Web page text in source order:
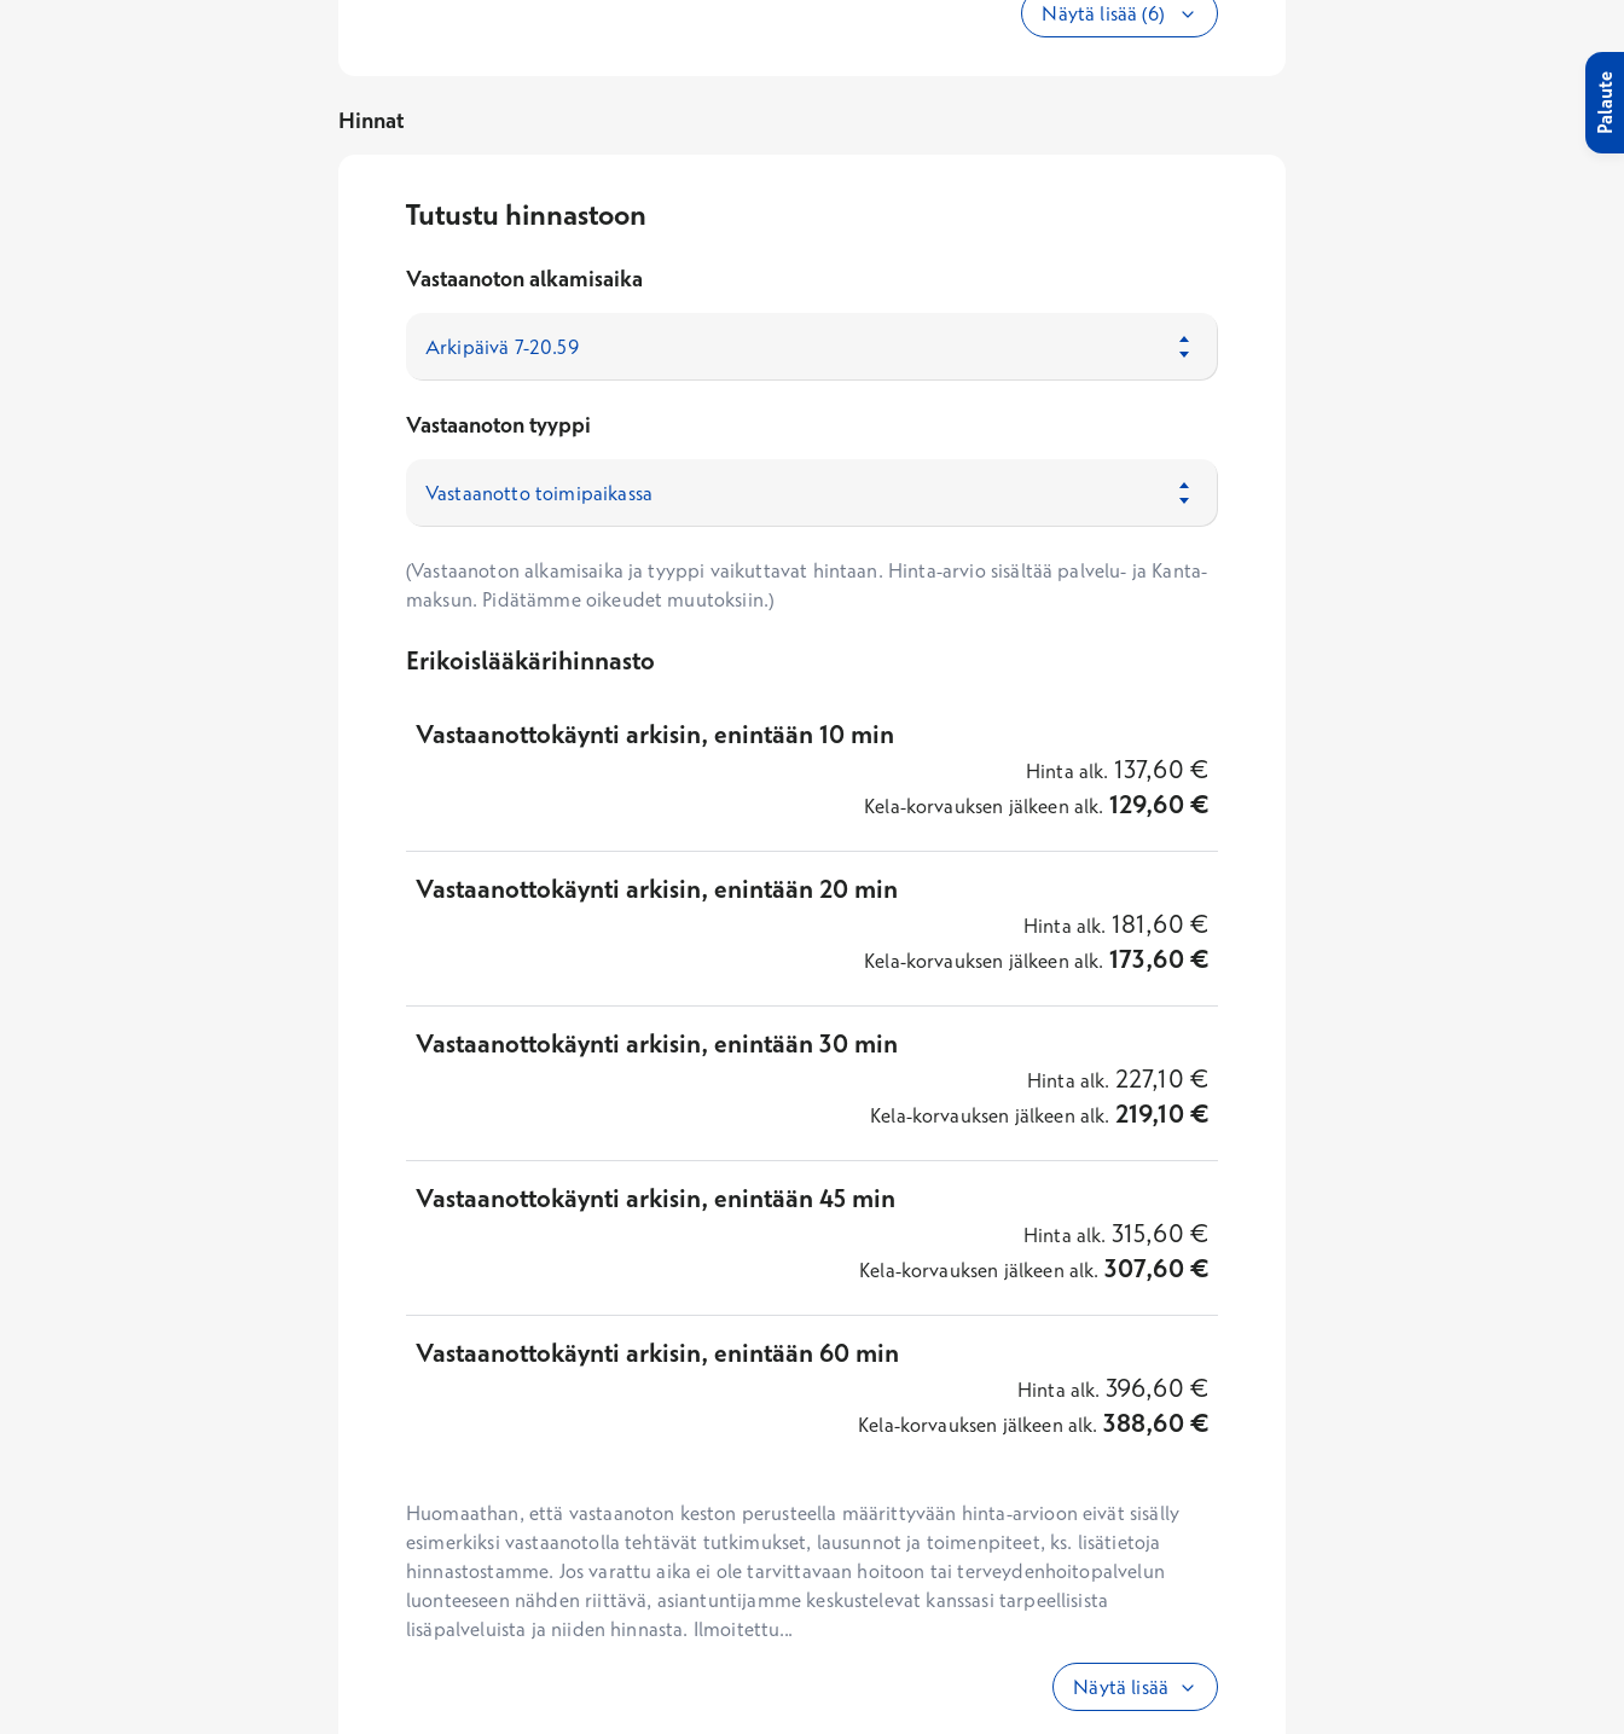
Näytä lisää (6)
Hinnat
Tutustu hinnastoon
Vastaanoton alkamisaika
Vastaanoton tyyppi
(Vastaanoton alkamisaika ja tyyppi vaikuttavat hintaan. Hinta-arvio sisältää palvelu- ja Kanta-
maksun. Pidätämme oikeudet muutoksiin.)
Erikoislääkärihinnasto
Vastaanottokäynti arkisin, enintään 10 min
Hinta alk. 137,60 €
Kela-korvauksen jälkeen alk. 129,60€
Vastaanottokäynti arkisin, enintään 20 min
Hinta alk. 181,60 €
Kela-korvauksen jälkeen alk. 173,60€
Vastaanottokäynti arkisin, enintään 30 min
Hinta alk. 227,10 €
Kela-korvauksen jälkeen alk. 219,10€
Vastaanottokäynti arkisin, enintään 45 min
Hinta alk. 315,60 €
Kela-korvauksen jälkeen alk. 307,60€
Vastaanottokäynti arkisin, enintään 60 min
Hinta alk. 396,60 €
Kela-korvauksen jälkeen alk. 388,60€
Huomaathan, että vastaanoton keston perusteella määrittyvään hinta-arvioon eivät sisälly
esimerkiksi vastaanotolla tehtävät tutkimukset, lausunnot ja toimenpiteet, ks. lisätietoja
hinnastostamme. Jos varattu aika ei ole tarvittavaan hoitoon tai terveydenhoitopalvelun
luonteeseen nähden riittävä, asiantuntijamme keskustelevat kanssasi tarpeellisista
lisäpalveluista ja niiden hinnasta. Ilmoitettu...
Näytä lisää
Palaute